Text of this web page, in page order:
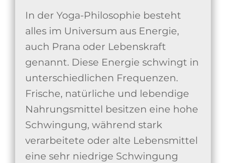
In der Yoga-Philosophie besteht
alles im Universum aus Energie,
auch Prana oder Lebenskraft
genannt. Diese Energie schwingt in
unterschiedlichen Frequenzen.
Frische, natürliche und lebendige
Nahrungsmittel besitzen eine hohe
Schwingung, während stark
verarbeitete oder alte Lebensmittel
eine sehr niedrige Schwingung